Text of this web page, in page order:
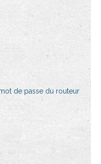
de passe du routeur